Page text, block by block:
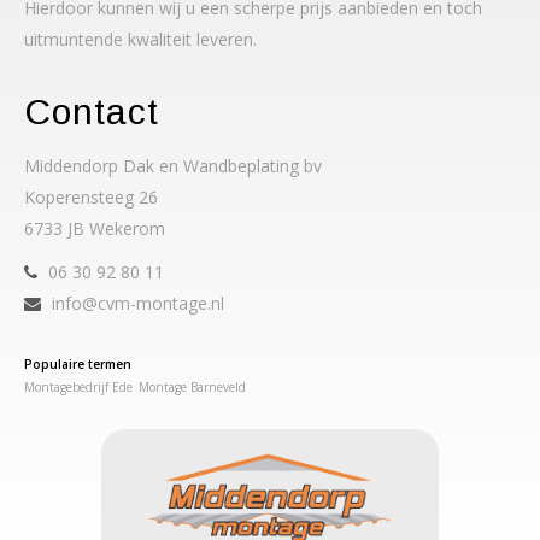
Hierdoor kunnen wij u een scherpe prijs aanbieden en toch
uitmuntende kwaliteit leveren.
Contact
Middendorp Dak en Wandbeplating bv
Koperensteeg 26
6733 JB Wekerom
06 30 92 80 11
info@cvm-montage.nl
Populaire termen
Montagebedrijf Ede Montage Barneveld